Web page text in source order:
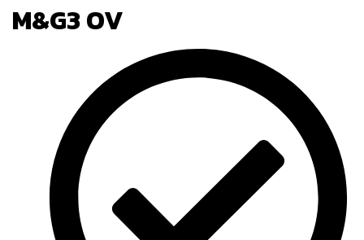
M&G3 OV